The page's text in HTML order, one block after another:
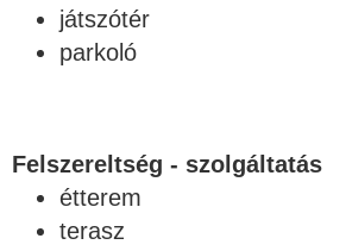
játszótér
parkoló
Felszereltség - szolgáltatás
étterem
terasz